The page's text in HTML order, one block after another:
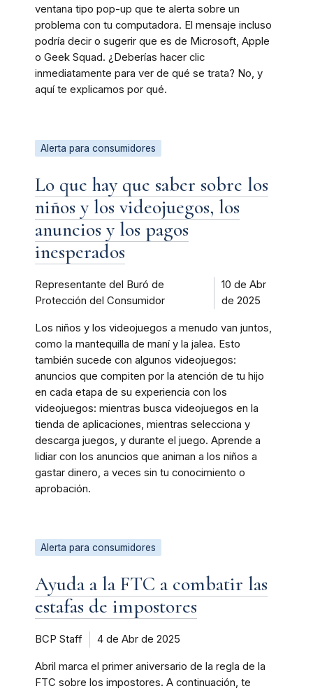
ventana tipo pop-up que te alerta sobre un
problema con tu computadora. El mensaje incluso
podría decir o sugerir que es de Microsoft, Apple
o Geek Squad. ¿Deberías hacer clic
inmediatamente para ver de qué se trata? No, y
aquí te explicamos por qué.
Alerta para consumidores
Lo que hay que saber sobre los
niños y los videojuegos, los
anuncios y los pagos
inesperados
Representante del Buró de
Protección del Consumidor
10 de Abr
de 2025
Los niños y los videojuegos a menudo van juntos,
como la mantequilla de maní y la jalea. Esto
también sucede con algunos videojuegos:
anuncios que compiten por la atención de tu hijo
en cada etapa de su experiencia con los
videojuegos: mientras busca videojuegos en la
tienda de aplicaciones, mientras selecciona y
descarga juegos, y durante el juego. Aprende a
lidiar con los anuncios que animan a los niños a
gastar dinero, a veces sin tu conocimiento o
aprobación.
Alerta para consumidores
Ayuda a la FTC a combatir las
estafas de impostores
BCP Staff 4 de Abr de 2025
Abril marca el primer aniversario de la regla de la
FTC sobre los impostores. A continuación, te